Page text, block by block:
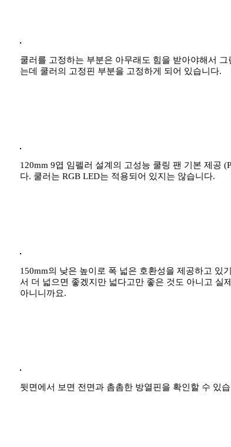
쿨러를 고정하는 부분은 아무래도 힘을 받아야해서
는데 쿨러의 고정핀 부분을 고정하게 되어 있습니다.
120mm 9엽 임펠러 설계의 고성능 쿨링 팬 기본 제공
다. 쿨러는 RGB LED는 적용되어 있지는 않습니다.
150mm의 낮은 높이로 폭 넓은 호환성을 제공하고 있
서 더 넓으면 좋겠지만 넓다고만 좋은 것도 아니고 실
아니니까요.
뒷면에서 보면 전면과 촘촘한 방열핀을 확인할 수 있